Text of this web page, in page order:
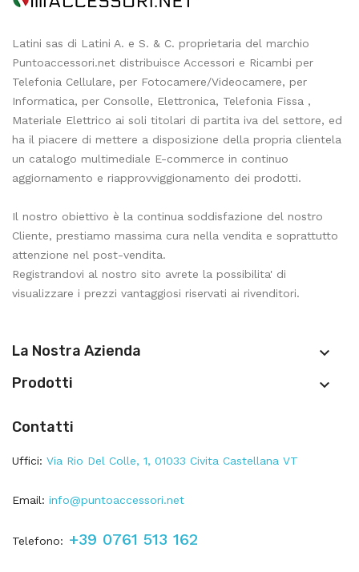
Latini sas di Latini A. e S. & C. proprietaria del marchio
Puntoaccessori.net distribuisce Accessori e Ricambi per
Telefonia Cellulare, per Fotocamere/Videocamere, per
Informatica, per Consolle, Elettronica, Telefonia Fissa ,
Materiale Elettrico ai soli titolari di partita iva del settore, ed
ha il piacere di mettere a disposizione della propria clientela
un catalogo multimediale E-commerce in continuo
aggiornamento e riapprovviggionamento dei prodotti.
Il nostro obiettivo è la continua soddisfazione del nostro
Cliente, prestiamo massima cura nella vendita e soprattutto
attenzione nel post-vendita.
Registrandovi al nostro sito avrete la possibilita' di
visualizzare i prezzi vantaggiosi riservati ai rivenditori.
La Nostra Azienda 
Prodotti 
Contatti
Uffici: Via Rio Del Colle, 1, 01033 Civita Castellana VT
Email: info@puntoaccessori.net
Telefono: +39 0761 513 162